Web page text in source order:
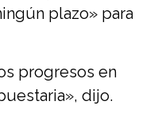
plazo» para
progresos en
dijo.